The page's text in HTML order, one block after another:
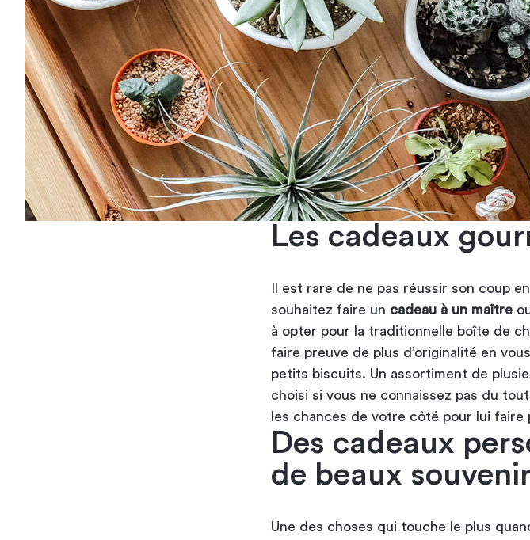
Les cadeaux
Il est rare de ne pas réussir son coup
souhaitez faire un cadeau à un maître
à opter pour la traditionnelle boîte de
faire preuve de plus d’originalité en
petits biscuits. Un assortiment de
choisi si vous ne connaissez pas du
les chances de votre côté pour lui faire
Des cadeaux
de beaux
Une des choses qui touche le plus